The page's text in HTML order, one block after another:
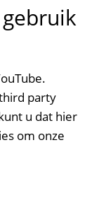
party
u dat hier
om onze